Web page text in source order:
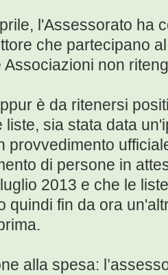
l'Assessorato ha
che partecipano
Associazioni non
è da ritenersi
liste, sia stata data
provvedimento
di persone in
2013 e che le
quindi fin da ora
alla spesa: